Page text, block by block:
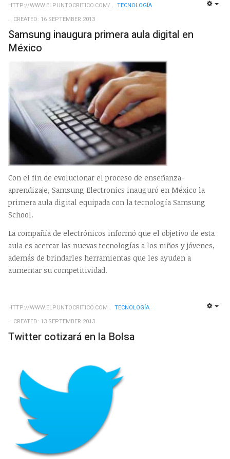
HTTP://WWW.ELPUNTOCRITICO.COM/
TECNOLOGÍ­A
CREATED: 16 SEPTEMBER 2013
Samsung inaugura primera aula digital en
México
Con el fin de evolucionar el proceso de enseñanza-
aprendizaje, Samsung Electronics inauguró en México la
primera aula digital equipada con la tecnología Samsung
School.
La compañía de electrónicos informó que el objetivo de esta
aula es acercar las nuevas tecnologías a los niños y jóvenes,
además de brindarles herramientas que les ayuden a
aumentar su competitividad.
HTTP://WWW.ELPUNTOCRITICO.COM
TECNOLOGÍ­A
CREATED: 13 SEPTEMBER 2013
Twitter cotizará en la Bolsa